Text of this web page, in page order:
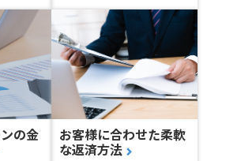
の金 お客様に合わせた柔軟
な返済方法